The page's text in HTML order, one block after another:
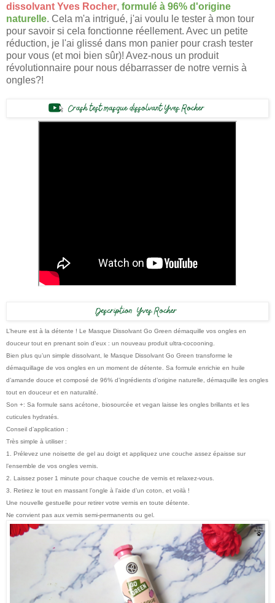
dissolvant Yves Rocher, formulé à 96% d'origine
naturelle. Cela m'a intrigué, j'ai voulu le tester à mon tour
pour savoir si cela fonctionne réellement. Avec un petite
réduction, je l'ai glissé dans mon panier pour crash tester
pour vous (et moi bien sûr)! Avez-nous un produit
révolutionnaire pour nous débarrasser de notre vernis à
ongles?!
L’heure est à la détente ! Le Masque Dissolvant Go Green démaquille vos ongles en
douceur tout en prenant soin d’eux : un nouveau produit ultra-cocooning.
Bien plus qu’un simple dissolvant, le Masque Dissolvant Go Green transforme le
démaquillage de vos ongles en un moment de détente. Sa formule enrichie en huile
d’amande douce et composé de 96% d’ingrédients d’origine naturelle, démaquille les ongles
tout en douceur et en naturalité.
Son +: Sa formule sans acétone, biosourcée et vegan laisse les ongles brillants et les
cuticules hydratés.
Conseil d’application :
Très simple à utiliser :
1. Prélevez une noisette de gel au doigt et appliquez une couche assez épaisse sur
l’ensemble de vos ongles vernis.
2. Laissez poser 1 minute pour chaque couche de vernis et relaxez-vous.
3. Retirez le tout en massant l’ongle à l’aide d’un coton, et voilà !
Une nouvelle gestuelle pour retirer votre vernis en toute détente.
Ne convient pas aux vernis semi-permanents ou gel.